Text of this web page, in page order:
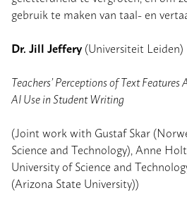
gebruik te maken van taal- en
Dr. Jill Jeffery(Universiteit Leiden)
Teachers’ Perceptions of Text
AI Use in Student Writing
(Joint work with Gustaf Skar
Science and Technology), Anne
University of Science and
(Arizona State University))